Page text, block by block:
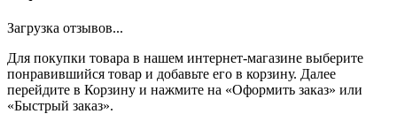
Загрузка отзывов...
Для покупки товара в нашем интернет-магазине выберите
понравившийся товар и добавьте его в корзину. Далее
перейдите в Корзину и нажмите на «Оформить заказ» или
«Быстрый заказ».